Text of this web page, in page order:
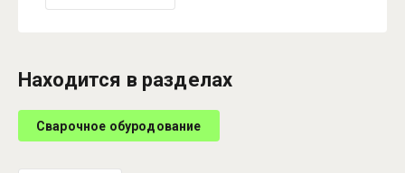
Находится в разделах
Сварочное обуродование